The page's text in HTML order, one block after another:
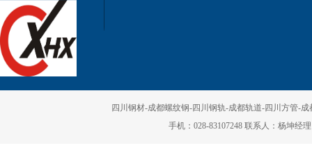
四川钢材-成都螺纹钢-四川钢轨-成都轨道-四川方管-
手机：028-83107248 联系人：杨坤经